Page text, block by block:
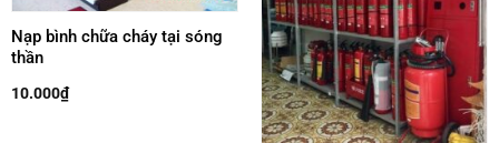
Nạp bình chữa cháy tại sóng
thần
10.000₫